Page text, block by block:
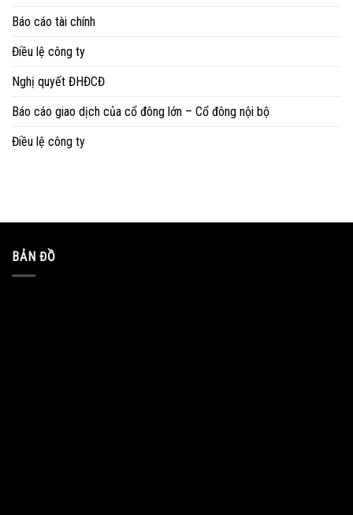
Báo cáo tài chính
Điều lệ công ty
Nghị quyết ĐHĐCĐ
Báo cáo giao dịch của cổ đông lớn – Cổ đông nội bộ
Điều lệ công ty
BẢN ĐỒ